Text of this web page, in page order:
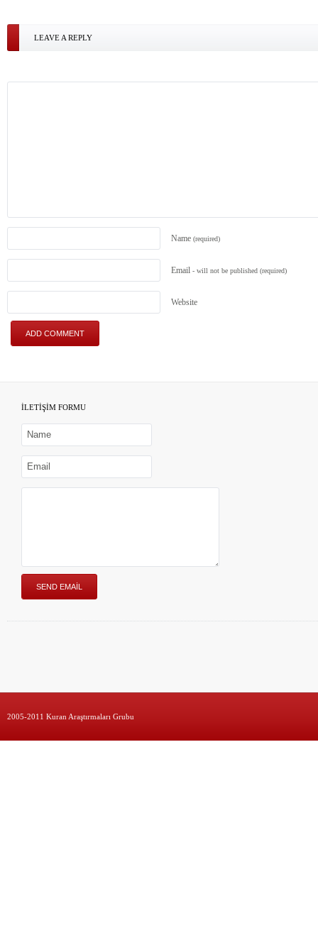
LEAVE A REPLY
Name (required)
Email - will not be published (required)
Website
İLETİŞİM FORMU
2005-2011 Kuran Araştırmaları Grubu